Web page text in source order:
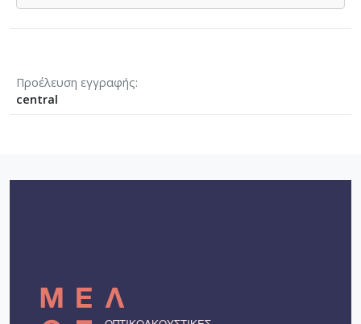
Προέλευση εγγραφής
central